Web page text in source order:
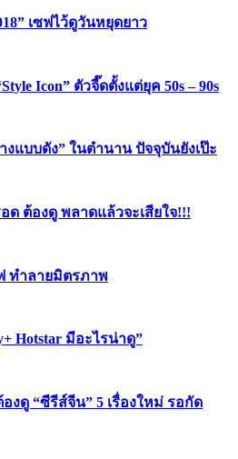
เซฟไว้ดูวันหยุดยาว
Icon” ตัวจี๊ดตั้งแต่ยุค 50s – 90s
งแบบดัง” ในตำนาน ปัจจุบันยังเป๊ะ
ด ต้องดู พลาดแล้วจะเสียใจ!!!
ทำลายมิตรภาพ
Hotstar มีอะไรน่าดู”
งดู “ซีรีส์จีน” 5 เรื่องใหม่ รอกัด